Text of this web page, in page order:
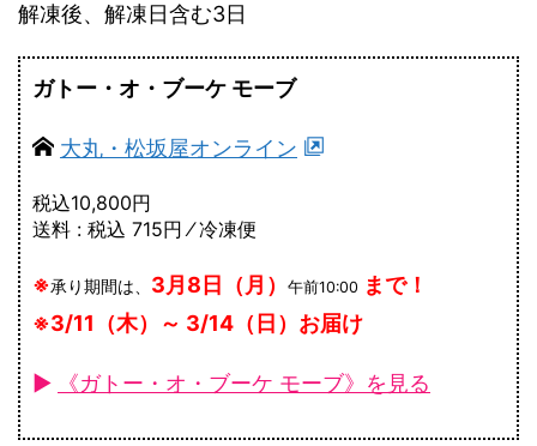
解凍後、解凍日含む3日
ガトー・オ・ブーケ モーブ
大丸・松坂屋オンライン
税込10,800円
送料 : 税込 715円 ⁄ 冷凍便
※承り期間は、 3月8日（月） 午前10:00 まで！
※3/11（木）～ 3/14（日）お届け
► 《ガトー・オ・ブーケ モーブ》を見る